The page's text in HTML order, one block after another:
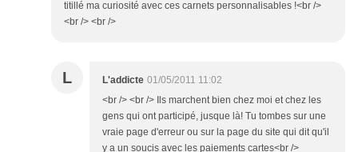
titillé ma curiosité avec ces carnets personnalisables !<br />
<br /> <br />
L L'addicte 01/05/2011 11:02
<br /> <br /> Ils marchent bien chez moi et chez les
gens qui ont participé, jusque là! Tu tombes sur une
vraie page d'erreur ou sur la page du site qui dit qu'il
y a un soucis avec les paiements cartes<br />